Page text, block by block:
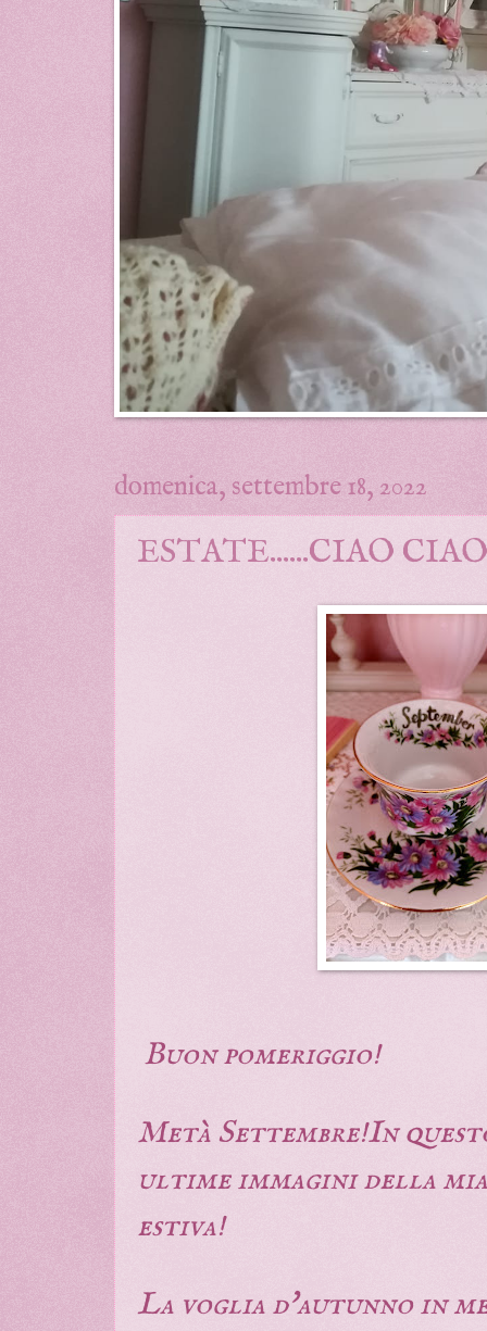
domenica, settembre 18, 2022
ESTATE......CIAO
Buon pomeriggio!
Metà Settembre!In
ultime immagini della
estiva!
La voglia d'autunno in